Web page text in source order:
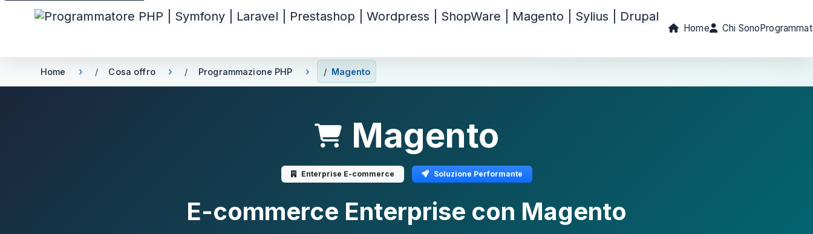
Home Chi Sono
Home Cosa offro Programmazione PHP Magento
Magento
Enterprise E-commerce Soluzione Performante
E-commerce Enterprise con Magento